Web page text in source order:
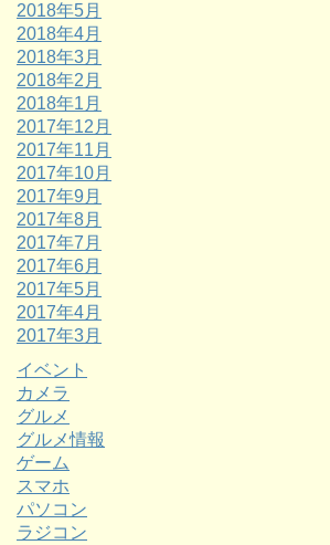
2018年5月
2018年4月
2018年3月
2018年2月
2018年1月
2017年12月
2017年11月
2017年10月
2017年9月
2017年8月
2017年7月
2017年6月
2017年5月
2017年4月
2017年3月
イベント
カメラ
グルメ
グルメ情報
ゲーム
スマホ
パソコン
ラジコン